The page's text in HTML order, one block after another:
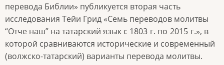
перевода Библии» публикуется вторая часть
исследования Тейи Грид «Семь переводов молитвы
“Отче наш” на татарский язык с 1803 г. по 2015 г.», в
которой сравниваются исторические и современный
(волжско-татарский) варианты перевода молитвы.